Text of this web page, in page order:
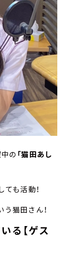
の 「猫田あし
も活動！
猫田さん！
る【ゲス